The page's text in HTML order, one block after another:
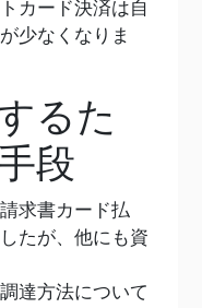
カード決済は自
少なくなりま
るた
段
求書カード払
たが、他にも資
達方法について